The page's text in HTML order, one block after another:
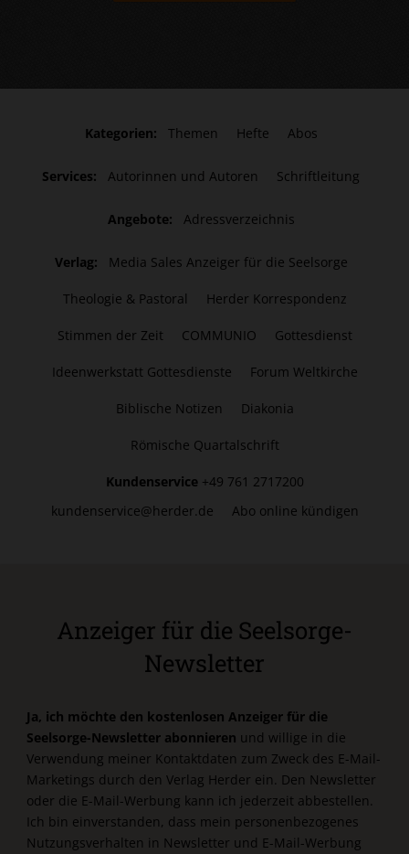
Kategorien: Themen Hefte Abos
Services: Autorinnen und Autoren Schriftleitung
Angebote: Adressverzeichnis
Verlag: Media Sales Anzeiger für die Seelsorge
Theologie & Pastoral Herder Korrespondenz
Stimmen der Zeit COMMUNIO Gottesdienst
Ideenwerkstatt Gottesdienste Forum Weltkirche
Biblische Notizen Diakonia
Römische Quartalschrift
Kundenservice +49 761 2717200
kundenservice@herder.de
Abo online kündigen
Anzeiger für die Seelsorge-
Newsletter
Ja, ich möchte den kostenlosen Anzeiger für die
Seelsorge-Newsletter abonnieren und willige in die
Verwendung meiner Kontaktdaten zum Zweck des E-Mail-
Marketings durch den Verlag Herder ein. Den Newsletter
oder die E-Mail-Werbung kann ich jederzeit abbestellen.
Ich bin einverstanden, dass mein personenbezogenes
Nutzungsverhalten in Newsletter und E-Mail-Werbung